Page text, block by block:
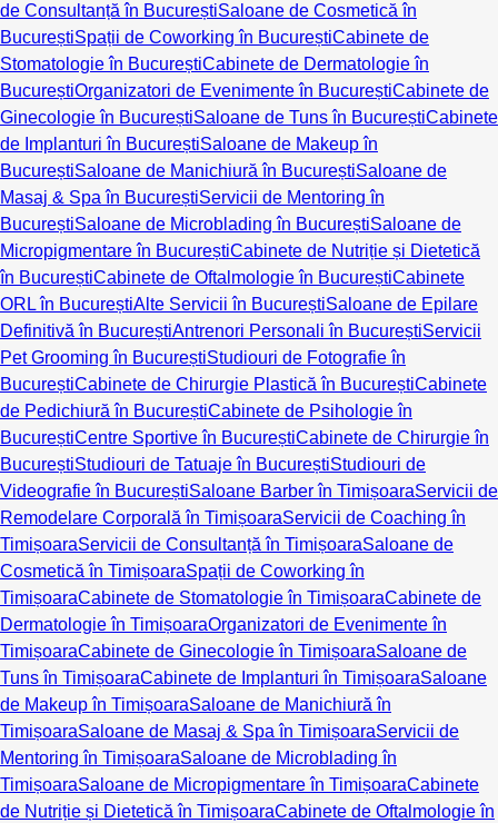
de Consultanță în BucureștiSaloane de Cosmetică în
BucureștiSpații de Coworking în BucureștiCabinete de
Stomatologie în BucureștiCabinete de Dermatologie în
BucureștiOrganizatori de Evenimente în BucureștiCabinete de
Ginecologie în BucureștiSaloane de Tuns în BucureștiCabinete
de Implanturi în BucureștiSaloane de Makeup în
BucureștiSaloane de Manichiură în BucureștiSaloane de
Masaj & Spa în BucureștiServicii de Mentoring în
BucureștiSaloane de Microblading în BucureștiSaloane de
Micropigmentare în BucureștiCabinete de Nutriție și Dietetică
în BucureștiCabinete de Oftalmologie în BucureștiCabinete
ORL în BucureștiAlte Servicii în BucureștiSaloane de Epilare
Definitivă în BucureștiAntrenori Personali în BucureștiServicii
Pet Grooming în BucureștiStudiouri de Fotografie în
BucureștiCabinete de Chirurgie Plastică în BucureștiCabinete
de Pedichiură în BucureștiCabinete de Psihologie în
BucureștiCentre Sportive în BucureștiCabinete de Chirurgie în
BucureștiStudiouri de Tatuaje în BucureștiStudiouri de
Videografie în BucureștiSaloane Barber în TimișoaraServicii de
Remodelare Corporală în TimișoaraServicii de Coaching în
TimișoaraServicii de Consultanță în TimișoaraSaloane de
Cosmetică în TimișoaraSpații de Coworking în
TimișoaraCabinete de Stomatologie în TimișoaraCabinete de
Dermatologie în TimișoaraOrganizatori de Evenimente în
TimișoaraCabinete de Ginecologie în TimișoaraSaloane de
Tuns în TimișoaraCabinete de Implanturi în TimișoaraSaloane
de Makeup în TimișoaraSaloane de Manichiură în
TimișoaraSaloane de Masaj & Spa în TimișoaraServicii de
Mentoring în TimișoaraSaloane de Microblading în
TimișoaraSaloane de Micropigmentare în TimișoaraCabinete
de Nutriție și Dietetică în TimișoaraCabinete de Oftalmologie în